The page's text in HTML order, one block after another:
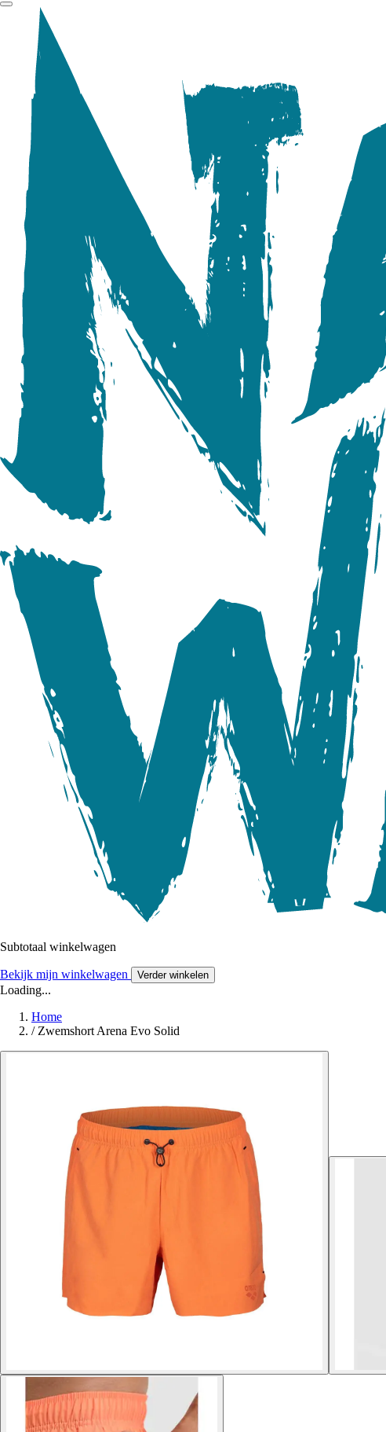
Subtotaal winkelwagen
Bekijk mijn winkelwagen Verder winkelen
Loading...
Home
/ Zwemshort Arena Evo Solid